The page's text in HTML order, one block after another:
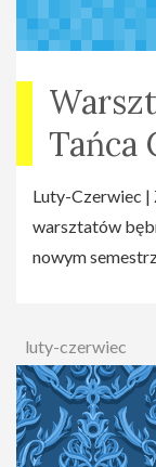
Tańca
Luty-Czerwiec |
warsztatów
nowym
luty-czerwiec